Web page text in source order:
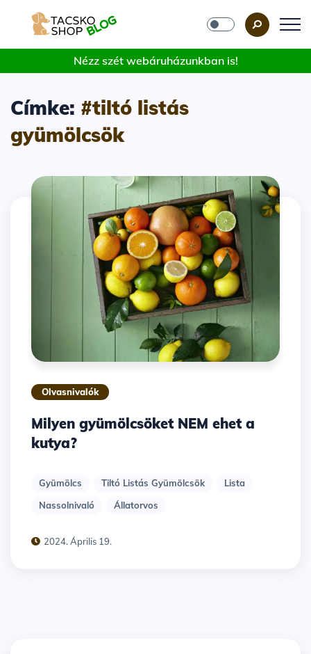
Nézz szét webáruházunkban is!
Címke: #tiltó listás
gyümölcsök
Olvasnivalók
Milyen gyümölcsöket NEM ehet a
kutya?
Gyümölcs Tiltó Listás Gyümölcsök
Lista
Nassolnivaló
Állatorvos
2024. Április 19.